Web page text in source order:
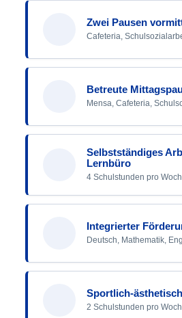
Zwei Pausen
Cafeteria,
Betreute
Mensa, Cafeteria,
Selbstständiges
Lernbüro
4 Schulstunden pro
Integrierter
Deutsch, Mathematik,
Sportlich-
2 Schulstunden pro